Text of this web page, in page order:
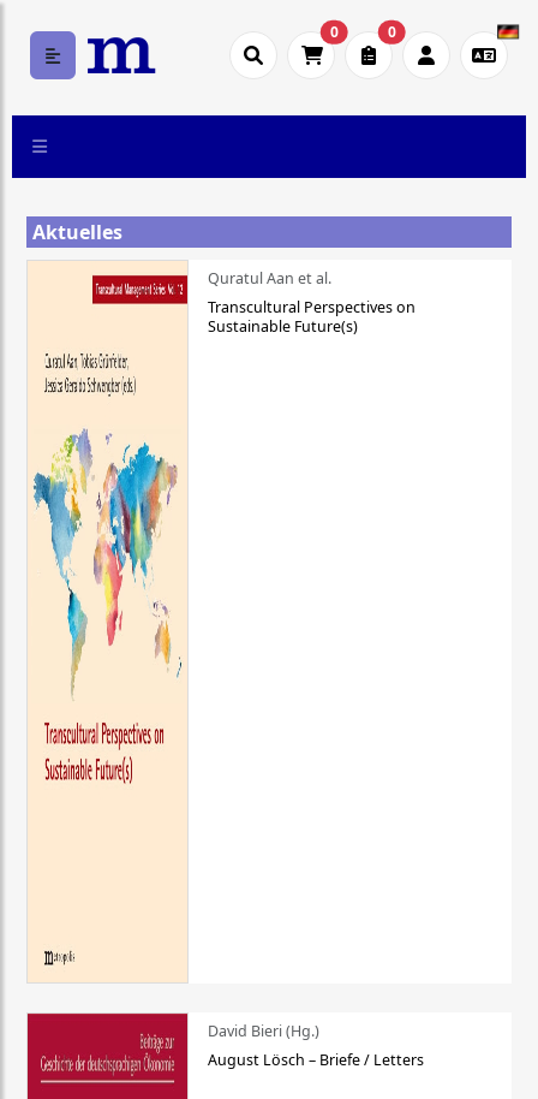
0 0
Aktuelles
Quratul Aan et al.
Transcultural Perspectives on
Sustainable Future(s)
David Bieri (Hg.)
August Lösch – Briefe / Letters